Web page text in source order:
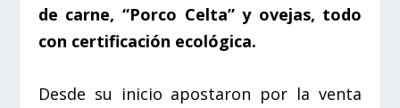
de carne, “Porco Celta” y ovejas, todo
con certificación ecológica.
Desde su inicio apostaron por la venta